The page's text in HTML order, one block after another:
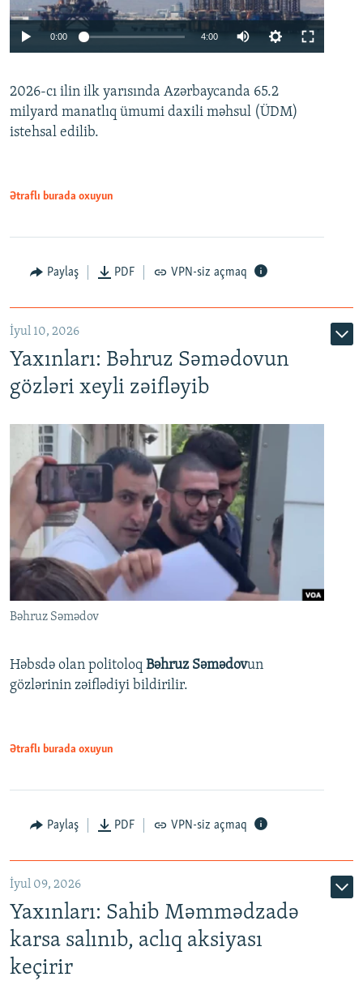
Auto 240p 360p 480p
0:00 4:00
360p
480p
2026-cı ilin ilk yarısında Azərbaycanda 65.2
milyard manatlıq ümumi daxili məhsul (ÜDM)
istehsal edilib.
Ətraflı burada oxuyun
Paylaş PDF VPN-siz açmaq
İyul 10, 2026
Yaxınları: Bəhruz Səmədovun
gözləri xeyli zəifləyib
Bəhruz Səmədov
Həbsdə olan politoloq Bəhruz Səmədovun
gözlərinin zəiflədiyi bildirilir.
Ətraflı burada oxuyun
Paylaş PDF VPN-siz açmaq
İyul 09, 2026
Yaxınları: Sahib Məmmədzadə
karsa salınıb, aclıq aksiyası
keçirir